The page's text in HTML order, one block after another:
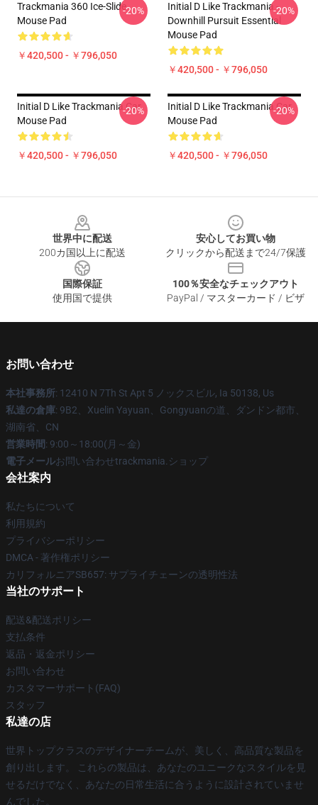
Trackmania 360 Ice-Slide
Mouse Pad
￥420,500 - ￥796,050
-20%
Initial D Like Trackmania -
Downhill Pursuit Essential
Mouse Pad
￥420,500 - ￥796,050
-20%
Initial D Like Trackmania Car
Mouse Pad
￥420,500 - ￥796,050
-20%
Initial D Like Trackmania Car
Mouse Pad
￥420,500 - ￥796,050
-20%
世界中に配送
200カ国以上に配送
安心してお買い物
クリックから配送まで24/7保護
国際保証
使用国で提供
100％安全なチェックアウト
PayPal / マスターカード / ビザ
お問い合わせ
本社事務所: 12410 N 7Th St Apt 5 ノックスビル, Ia 50138, Us
私達の倉庫: 9B2、Xuelin Yayuan、Gongyuanの道、ダンドン都市、
湖南省、CN
営業時間: 9:00～18:00(月～金)
電子メールお問い合わせtrackmania.ショップ
会社案内
私たちについて
利用規約
プライバシーポリシー
DMCA - 著作権ポリシー
カリフォルニアSB657: サプライチェーンの透明性法
当社のサポート
配送&配送ポリシー
支払条件
返品・返金ポリシー
お問い合わせ
カスタマーサポート(FAQ)
スタッフ
私達の店
世界トップクラスのデザイナーチームが、美しく、高品質な製品を
創り出します。 これらの製品は、あなたのユニークなスタイルを見
せるだけでなく、あなたの日常生活に合うように設計されていませ
んでした。